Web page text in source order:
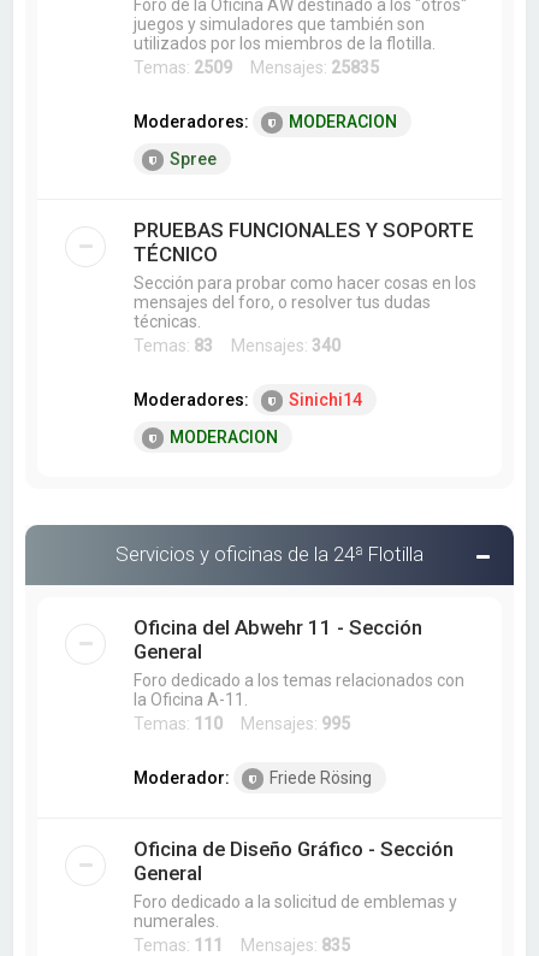
Foro de la Oficina AW destinado a los "otros"
juegos y simuladores que también son
utilizados por los miembros de la flotilla.
Temas: 2509 Mensajes: 25835
Moderadores:
MODERACION
Spree
PRUEBAS FUNCIONALES Y SOPORTE
TÉCNICO
Sección para probar como hacer cosas en los
mensajes del foro, o resolver tus dudas
técnicas.
Temas: 83 Mensajes: 340
Moderadores:
Sinichi14
MODERACION
Servicios y oficinas de la 24ª Flotilla
Oficina del Abwehr 11 - Sección
General
Foro dedicado a los temas relacionados con
la Oficina A-11.
Temas: 110 Mensajes: 995
Moderador: Friede Rösing
Oficina de Diseño Gráfico - Sección
General
Foro dedicado a la solicitud de emblemas y
numerales.
Temas: 111 Mensajes: 835